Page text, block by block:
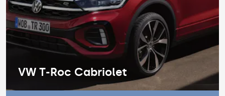
VW T-Roc Cabriolet